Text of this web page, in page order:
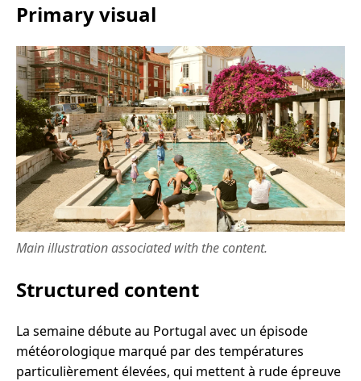
Primary visual
Main illustration associated with the content.
Structured content
La semaine débute au Portugal avec un épisode
météorologique marqué par des températures
particulièrement élevées, qui mettent à rude épreuve